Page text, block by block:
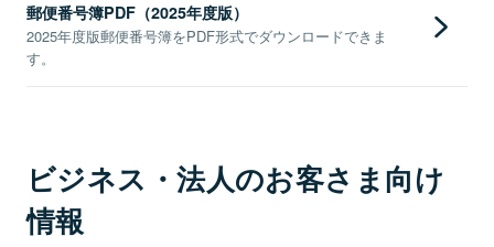
郵便番号簿PDF（2025年度版）
2025年度版郵便番号簿をPDF形式でダウンロードできま
す。
ビジネス・法人のお客さま向け
情報